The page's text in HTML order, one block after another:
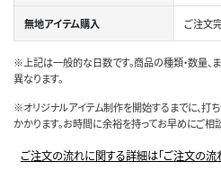
無地アイテム購入 ご注文
※上記は一般的な日数です。商品の種類・数量、
異なります。
※オリジナルアイテム制作を開始するまでに、
かかります。お時間に余裕を持ってお早めにご相
ご注文の流れに関する詳細は「ご注文の流